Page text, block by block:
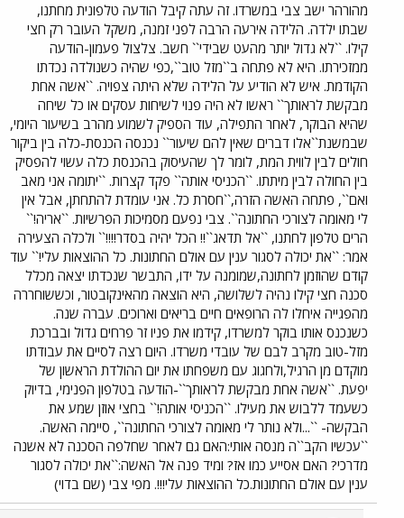
מהורהר ישב צבי במשרדו. זה עתה קיבל הודעה טלפונית מחתנו,
שבתו ילדה. הלידה אירעה הרבה לפני זמנה, משקל העובר רק חצי
קילו. ``לא גדול יותר מהעט שבידי`` חשב. צלצול פעמון-הודעה
ממזכירתו. היא לא פתחה ב``מזל טוב``,כפי שהיה כשנולדה נכדתו
הקודמת. איש לא הודיע על הלידה שלא היתה צפויה. ``אשה אחת
מבקשת לראותך`` ראשו לא היה פנוי לשיחות עסקים או כל שיחה
שהיא הבוקר, לאחר התפילה, עוד הספיק לשמוע מהרב בשיעור היומי,
שבמשנת``אלו דברים שאין להם שיעור`` נכנסה הכנסת-כלה בין ביקור
חולים לבין לווית המת, לומר לך שהעיסוק בהכנסת כלה עשוי להפסיק
בין החולה לבין מיתתו. ``הכניסי אותה`` פקד קצרות. ``יתומה אני מאב
ואם``, פתחה האשה הזרה,``חסרת כל. אני עומדת להתחתן, אבל אין
לי מאומה לצורכי החתונה``. צבי נפעם מסמיכות הפרשיות. ``אריה!``
הרים טלפון לחתנו, ``אל תדאג``!! הכל יהיה בסדר!!!!`` ולכלה הצעירה
אמר: ``את יכולה לסגור ענין עם אולם החתונות. כל ההוצאות עלי!`` עוד
קודם שהוזמן לחתונה,שמומנה על ידו, התבשר שנכדתו יצאה מכלל
סכנה חצי קילו נהיה לשלושה, היא הוצאה מהאינקובטור, וכששוחררה
מהפגייה איחלו לה הרופאים חיים בריאים וארוכים. עברה שנה.
כשנכנס אותו בוקר למשרדו, קידמו את פניו זר פרחים גדול ובברכת
מזל-טוב מקרב לבם של עובדי משרדו. היום רצה לסיים את עבודתו
מוקדם מן הרגיל,ולחגוג עם משפחתו את יום ההולדת הראשון של
יפעת. ``אשה אחת מבקשת לראותך``-הודעה בטלפון הפנימי, בדיוק
כשעמד ללבוש את מעילו. ``הכניסי אותה!`` בחצי אוזן שמע את
הבקשה- ``...ולא נותר לי מאומה לצורכי החתונה``, סיימה האשה.
``עכשיו הקב``ה מנסה אותי:האם גם לאחר שחלפה הסכנה לא אשנה
מדרכי? האם אסייע כמו אז? ומיד פנה אל האשה:``את יכולה לסגור
ענין עם אולם החתונות.כל ההוצאות עלי!!!. מפי צבי (שם בדוי)